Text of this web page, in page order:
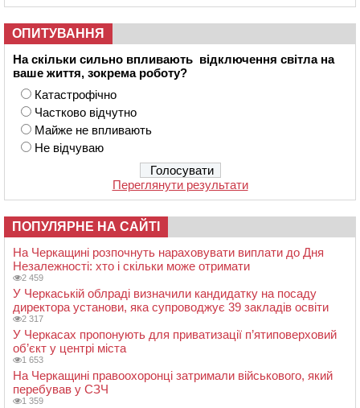
ОПИТУВАННЯ
На скільки сильно впливають відключення світла на
ваше життя, зокрема роботу?
Катастрофічно
Частково відчутно
Майже не впливають
Не відчуваю
Переглянути результати
ПОПУЛЯРНЕ НА САЙТІ
На Черкащині розпочнуть нараховувати виплати до Дня
Незалежності: хто і скільки може отримати
2 459
У Черкаській облраді визначили кандидатку на посаду
директора установи, яка супроводжує 39 закладів освіти
2 317
У Черкасах пропонують для приватизації п’ятиповерховий
об’єкт у центрі міста
1 653
На Черкащині правоохоронці затримали військового, який
перебував у СЗЧ
1 359